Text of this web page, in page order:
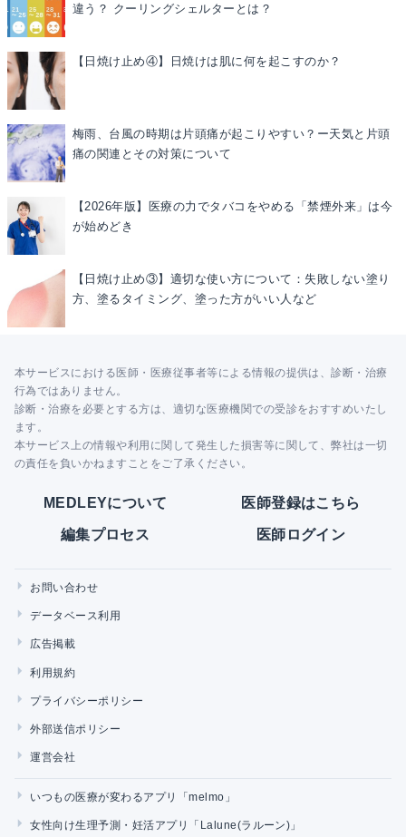
違う？ クーリングシェルターとは？
【日焼け止め④】日焼けは肌に何を起こすのか？
梅雨、台風の時期は片頭痛が起こりやすい？ー天気と片頭
痛の関連とその対策について
【2026年版】医療の力でタバコをやめる「禁煙外来」は今
が始めどき
【日焼け止め③】適切な使い方について：失敗しない塗り
方、塗るタイミング、塗った方がいい人など
本サービスにおける医師・医療従事者等による情報の提供は、診断・治療
行為ではありません。
診断・治療を必要とする方は、適切な医療機関での受診をおすすめいたし
ます。
本サービス上の情報や利用に関して発生した損害等に関して、弊社は一切
の責任を負いかねますことをご了承ください。
MEDLEYについて 医師登録はこちら
編集プロセス 医師ログイン
お問い合わせ
データベース利用
広告掲載
利用規約
プライバシーポリシー
外部送信ポリシー
運営会社
いつもの医療が変わるアプリ「melmo」
女性向け生理予測・妊活アプリ「Lalune(ラルーン)」